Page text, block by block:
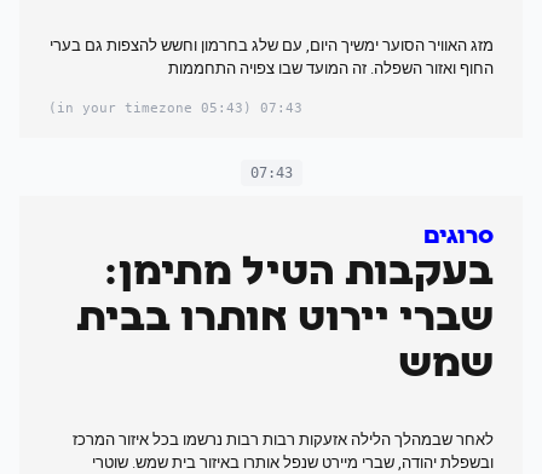
מזג האוויר הסוער ימשיך היום, עם שלג בחרמון וחשש להצפות גם ‏בערי
החוף ‏ואזור השפלה. זה המועד שבו צפויה התחממות
07:43
(05:43 in your timezone)
07:43
סרוגים
בעקבות הטיל מתימן:
שברי יירוט אותרו בבית
שמש
לאחר שבמהלך הלילה אזעקות רבות רבות נרשמו בכל איזור המרכז
ובשפלת יהודה, שברי מיירט שנפל אותרו באיזור בית שמש. שוטרי